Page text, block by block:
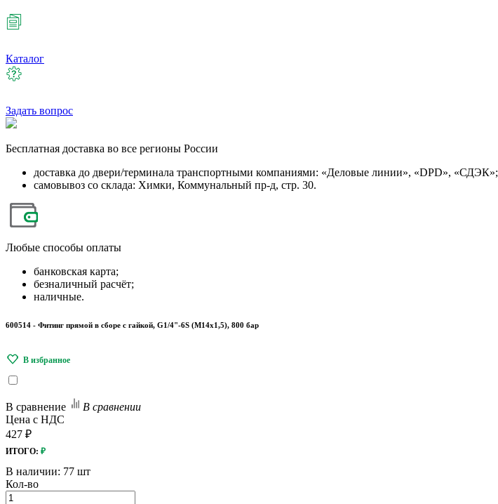
Каталог
Задать вопрос
Бесплатная доставка во все регионы России
доставка до двери/терминала транспортными компаниями: «Деловые линии», «DPD», «СДЭК»;
самовывоз со склада: Химки, Коммунальный пр-д, стр. 30.
Любые способы оплаты
банковская карта;
безналичный расчёт;
наличные.
600514 - Фитинг прямой в сборе с гайкой, G1/4"-6S (М14х1,5), 800 бар
В сравнение
В сравнении
Цена с НДС
427 ₽
ИТОГО: ₽
В наличии: 77 шт
Кол-во